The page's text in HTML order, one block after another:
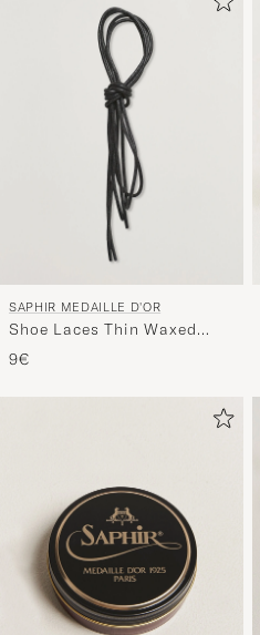
SAPHIR MEDAILLE D'OR
Shoe Laces Thin Waxed
75cm Black
9€